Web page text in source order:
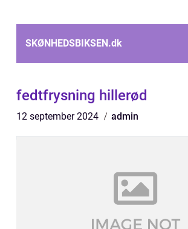
SKØNHEDSBIKSEN.dk
fedtfrysning hillerød
12 september 2024 admin